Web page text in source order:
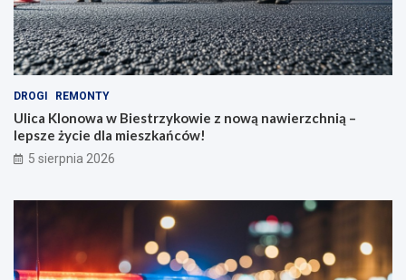
DROGI REMONTY
Ulica Klonowa w Biestrzykowie z nową nawierzchnią –
lepsze życie dla mieszkańców!
5 sierpnia 2026